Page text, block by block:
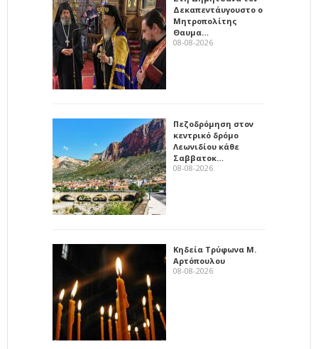
Δεκαπεντάυγουστο ο
Μητροπολίτης
Θαυμα…
08-08-2026
Πεζοδρόμηση στον
κεντρικό δρόμο
Λεωνιδίου κάθε
Σαββατοκ…
08-08-2026
Κηδεία Τρύφωνα Μ.
Αρτόπουλου
08-08-2026